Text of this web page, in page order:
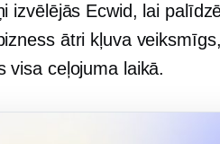
izvēlējās Ecwid, lai
ātri kļuva
visa ceļojuma laikā.